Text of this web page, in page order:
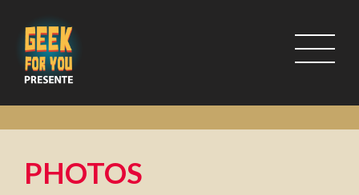
PHOTOS